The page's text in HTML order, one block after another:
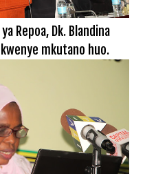
Repoa, Dk. Blandina
mkutano huo.